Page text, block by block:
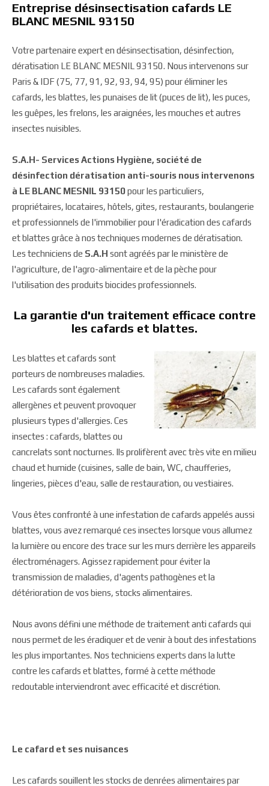
Entreprise désinsectisation cafards LE
BLANC MESNIL 93150
Votre partenaire expert en désinsectisation, désinfection,
dératisation LE BLANC MESNIL 93150. Nous intervenons sur
Paris & IDF (75, 77, 91, 92, 93, 94, 95) pour éliminer les
cafards, les blattes, les punaises de lit (puces de lit), les puces,
les guêpes, les frelons, les araignées, les mouches et autres
insectes nuisibles.
S.A.H- Services Actions Hygiène, société de
désinfection dératisation anti-souris nous intervenons
à LE BLANC MESNIL 93150pour les particuliers,
propriétaires, locataires, hôtels, gites, restaurants, boulangerie
et professionnels de l'immobilier pour l'éradication des cafards
et blattes grâce à nos techniques modernes de dératisation.
Les techniciens de S.A.H sont agréés par le ministère de
l'agriculture, de l'agro-alimentaire et de la pèche pour
l'utilisation des produits biocides professionnels.
La garantie d'un traitement efficace contre
les cafards et blattes.
Les blattes et cafards sont
porteurs de nombreuses maladies.
Les cafards sont également
allergènes et peuvent provoquer
plusieurs types d'allergies. Ces
insectes : cafards, blattes ou
cancrelats sont nocturnes. Ils prolifèrent avec très vite en milieu
chaud et humide (cuisines, salle de bain, WC, chaufferies,
lingeries, pièces d'eau, salle de restauration, ou vestiaires.
Vous êtes confronté à une infestation de cafards appelés aussi
blattes, vous avez remarqué ces insectes lorsque vous allumez
la lumière ou encore des trace sur les murs derrière les appareils
électroménagers. Agissez rapidement pour éviter la
transmission de maladies, d'agents pathogènes et la
détérioration de vos biens, stocks alimentaires.
Nous avons défini une méthode de traitement anti cafards qui
nous permet de les éradiquer et de venir à bout des infestations
les plus importantes. Nos techniciens experts dans la lutte
contre les cafards et blattes, formé à cette méthode
redoutable interviendront avec efficacité et discrétion.
Le cafard et ses nuisances
Les cafards souillent les stocks de denrées alimentaires par